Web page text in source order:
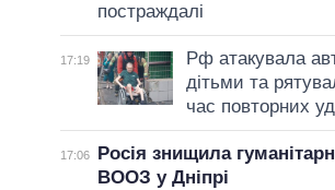
постраждалі
17:19
Рф атакувала
дітьми та
час повторних
17:06
Росія знищила
ВООЗ у Дніпрі